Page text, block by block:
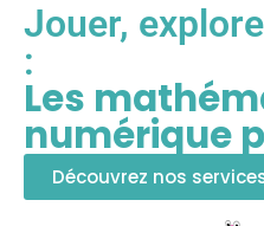
Jouer,
:
Les
numérique
Découvrez nos